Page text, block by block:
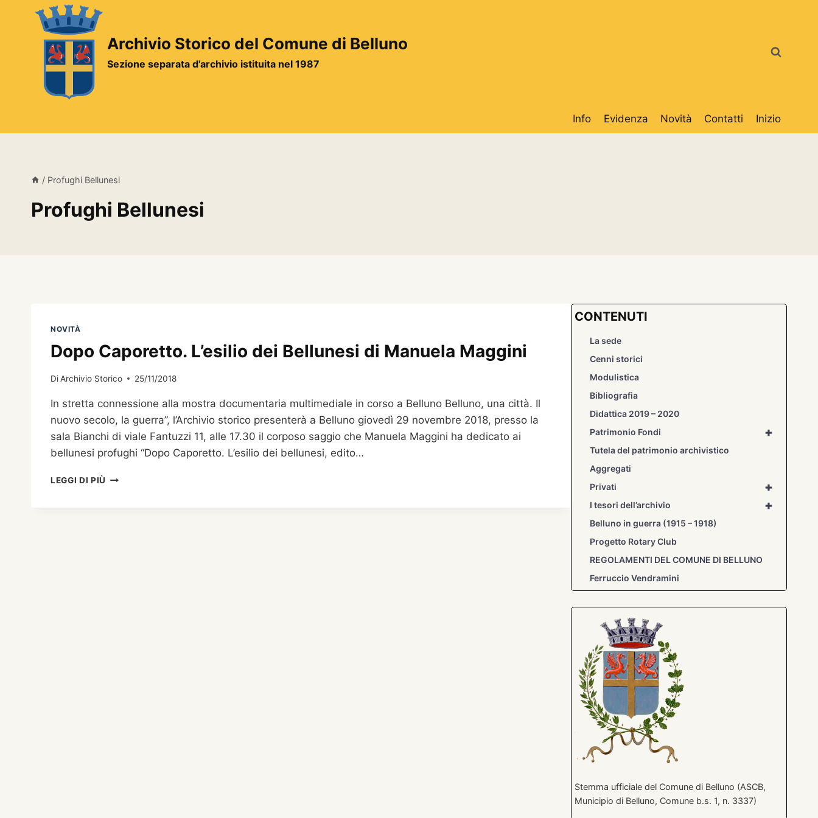
contenuto
Archivio Storico del Comune di Belluno
Sezione separata d'archivio istituita nel 1987
Info Evidenza Novità Contatti Inizio
/ Profughi Bellunesi
Profughi Bellunesi
NOVITÀ
Dopo Caporetto. L’esilio dei Bellunesi di Manuela Maggini
DiArchivio Storico 25/11/2018
In stretta connessione alla mostra documentaria multimediale in corso a Belluno Belluno, una città. Il
nuovo secolo, la guerra”, l’Archivio storico presenterà a Belluno giovedì 29 novembre 2018, presso la
sala Bianchi di viale Fantuzzi 11, alle 17.30 il corposo saggio che Manuela Maggini ha dedicato ai
bellunesi profughi “Dopo Caporetto. L’esilio dei bellunesi, edito…
LEGGI DI PIÙ DOPO
CONTENUTI
La sede
Cenni storici
Modulistica
Bibliografia
Didattica 2019 – 2020
+
Patrimonio Fondi
Tutela del patrimonio archivistico
Aggregati
+
Privati
+
I tesori dell’archivio
Belluno in guerra (1915 – 1918)
Progetto Rotary Club
REGOLAMENTI DEL COMUNE DI BELLUNO
Ferruccio Vendramini
Stemma ufficiale del Comune di Belluno (ASCB,
Municipio di Belluno, Comune b.s. 1, n. 3337)